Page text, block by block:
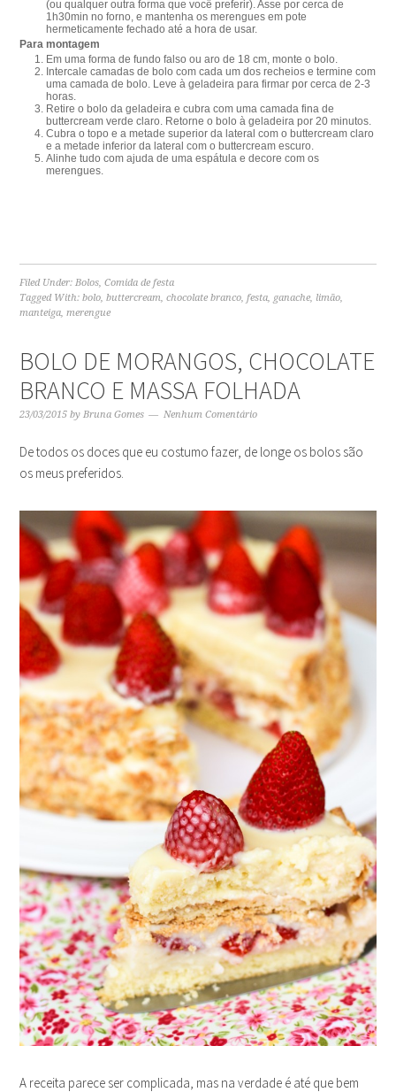
(ou qualquer outra forma que você preferir). Asse por cerca de
1h30min no forno, e mantenha os merengues em pote
hermeticamente fechado até a hora de usar.
Para montagem
Em uma forma de fundo falso ou aro de 18 cm, monte o bolo.
Intercale camadas de bolo com cada um dos recheios e termine com
uma camada de bolo. Leve à geladeira para firmar por cerca de 2-3
horas.
Retire o bolo da geladeira e cubra com uma camada fina de
buttercream verde claro. Retorne o bolo à geladeira por 20 minutos.
Cubra o topo e a metade superior da lateral com o buttercream claro
e a metade inferior da lateral com o buttercream escuro.
Alinhe tudo com ajuda de uma espátula e decore com os
merengues.
Filed Under:Bolos,Comida de festa
Tagged With:bolo,buttercream,chocolate branco,festa, ganache, limão,
manteiga,merengue
BOLO DE MORANGOS, CHOCOLATE
BRANCO E MASSA FOLHADA
23/03/2015 byBruna Gomes Nenhum Comentário
De todos os doces que eu costumo fazer, de longe os bolos são
os meus preferidos.
A receita parece ser complicada, mas na verdade é até que bem